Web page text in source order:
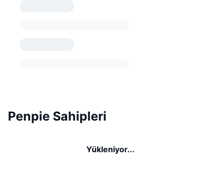
Penpie Sahipleri
Yükleniyor...